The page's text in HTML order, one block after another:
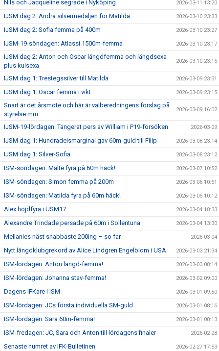
Nils och Jacqueline segrade i Nyköping 2026-03-11 13:20
IJSM dag 2: Andra silvermedaljen för Matilda 2026-03-10 23:33
IJSM dag 2: Sofia femma på 400m 2026-03-10 23:27
IJSM-19-söndagen: Atlassi 1500m-femma 2026-03-10 23:17
IJSM dag 2: Anton och Oscar längdfemma och längdsexa
plus kulsexa
2026-03-10 23:15
IJSM dag 1: Trestegssilver till Matilda 2026-03-09 23:31
IJSM dag 1: Oscar femma i vikt 2026-03-09 23:15
Snart är det årsmöte och här är valberedningens förslag på
styrelse mm
2026-03-09 16:02
IJSM-19-lördagen: Tangerat pers av William i P19-försöken 2026-03-09
IJSM dag 1: Hundradelsmarginal gav 60m-guld till Filip 2026-03-08 23:14
IJSM dag 1: Silver-Sofia 2026-03-08 23:12
ISM-söndagen: Malte fyra på 60m häck! 2026-03-07 10:52
ISM-söndagen: Simon femma på 200m 2026-03-06 10:51
ISM-söndagen: Matilda fyra på 60m häck! 2026-03-05 10:12
Alex höjdfyra i USM17 2026-03-04 18:33
Alexandre Trindade persade på 60m i Sollentuna 2026-03-04 13:30
Mellanies näst snabbaste 200ing – so far 2026-03-04
Nytt längdklubgrekord av Alice Lindgren Engelblom i USA 2026-03-03 21:34
ISM-lördagen: Anton längd-femma! 2026-03-03 08:14
ISM-lördagen: Johanna stav-femma! 2026-03-02 09:00
Dagens IFKare i ISM 2026-03-01 09:50
ISM-lördagen: JCs första individuella SM-guld 2026-03-01 08:16
ISM-lördagen: Sara 60m-femma! 2026-03-01 08:13
ISM-fredagen: JC, Sara och Anton till lördagens finaler 2026-02-28
Senaste numret av IFK-Bulletinen 2026-02-27 17:53